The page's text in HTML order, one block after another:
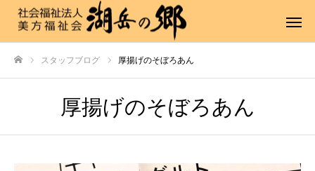
スタッフブログ 厚揚げのそぼろあん
厚揚げのそぼろあん